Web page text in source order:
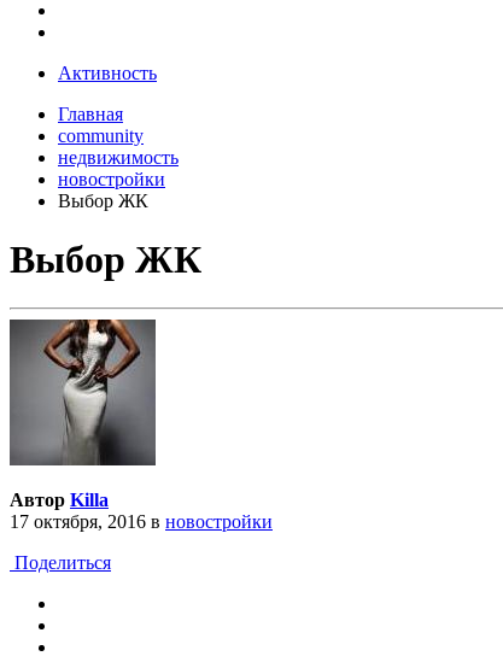
Активность
Главная
community
недвижимость
новостройки
Выбор ЖК
Выбор ЖК
Автор Killa
17 октября, 2016 в новостройки
Поделиться